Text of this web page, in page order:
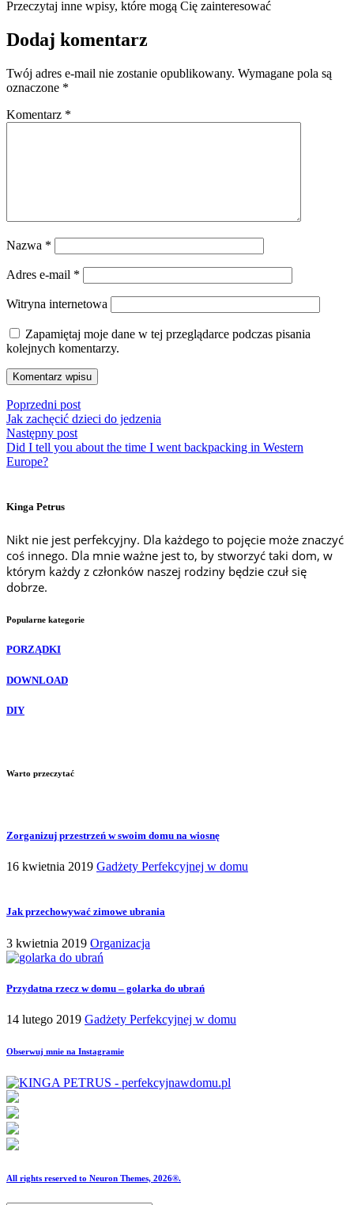
Przeczytaj inne wpisy, które mogą Cię zainteresować
Dodaj komentarz
Twój adres e-mail nie zostanie opublikowany. Wymagane pola są
oznaczone *
Komentarz *
Nazwa *
Adres e-mail *
Witryna internetowa
Zapamiętaj moje dane w tej przeglądarce podczas pisania
kolejnych komentarzy.
Poprzedni post
Jak zachęcić dzieci do jedzenia
Następny post
Did I tell you about the time I went backpacking in Western
Europe?
Kinga Petrus
Nikt nie jest perfekcyjny. Dla każdego to pojęcie może znaczyć
coś innego. Dla mnie ważne jest to, by stworzyć taki dom, w
którym każdy z członków naszej rodziny będzie czuł się
dobrze.
Popularne kategorie
PORZĄDKI
DOWNLOAD
DIY
Warto przeczytać
Zorganizuj przestrzeń w swoim domu na wiosnę
16 kwietnia 2019 Gadżety Perfekcyjnej w domu
Jak przechowywać zimowe ubrania
3 kwietnia 2019 Organizacja
Przydatna rzecz w domu – golarka do ubrań
14 lutego 2019 Gadżety Perfekcyjnej w domu
Obserwuj mnie na Instagramie
All rights reserved to Neuron Themes, 2026®.